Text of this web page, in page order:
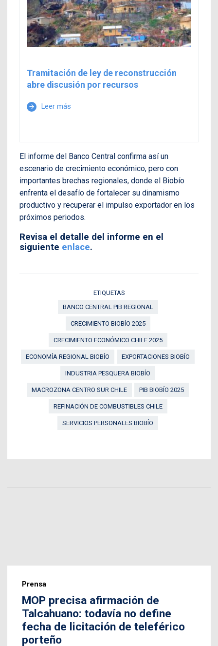
Tramitación de ley de reconstrucción
abre discusión por recursos
arrow_forward Leer más
El informe del Banco Central confirma así un
escenario de crecimiento económico, pero con
importantes brechas regionales, donde el Biobío
enfrenta el desafío de fortalecer su dinamismo
productivo y recuperar el impulso exportador en los
próximos periodos.
Revisa el detalle del informe en el
siguiente enlace.
ETIQUETAS
BANCO CENTRAL PIB REGIONAL
CRECIMIENTO BIOBÍO 2025
CRECIMIENTO ECONÓMICO CHILE 2025
ECONOMÍA REGIONAL BIOBÍO EXPORTACIONES BIOBÍO
INDUSTRIA PESQUERA BIOBÍO
MACROZONA CENTRO SUR CHILE PIB BIOBÍO 2025
REFINACIÓN DE COMBUSTIBLES CHILE
SERVICIOS PERSONALES BIOBÍO
Prensa
MOP precisa afirmación de
Talcahuano: todavía no define
fecha de licitación de teleférico
porteño